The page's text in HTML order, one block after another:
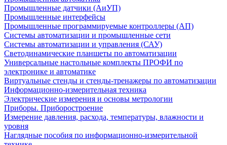
Промышленные датчики (АиУП)
Промышленные интерфейсы
Промышленные программируемые контроллеры (АП)
Системы автоматизации и промышленные сети
Системы автоматизации и управления (САУ)
Светодинамические планшеты по автоматизации
Универсальные настольные комплекты ПРОФИ по
электронике и автоматике
Виртуальные стенды и стенды-тренажеры по автоматизации
Информационно-измерительная техника
Электрические измерения и основы метрологии
Приборы. Приборостроение
Измерение давления, расхода, температуры, влажности и
уровня
Наглядные пособия по информационно-измерительной